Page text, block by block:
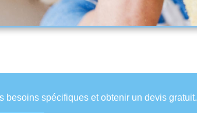
besoins spécifiques et obtenir un devis gratuit.